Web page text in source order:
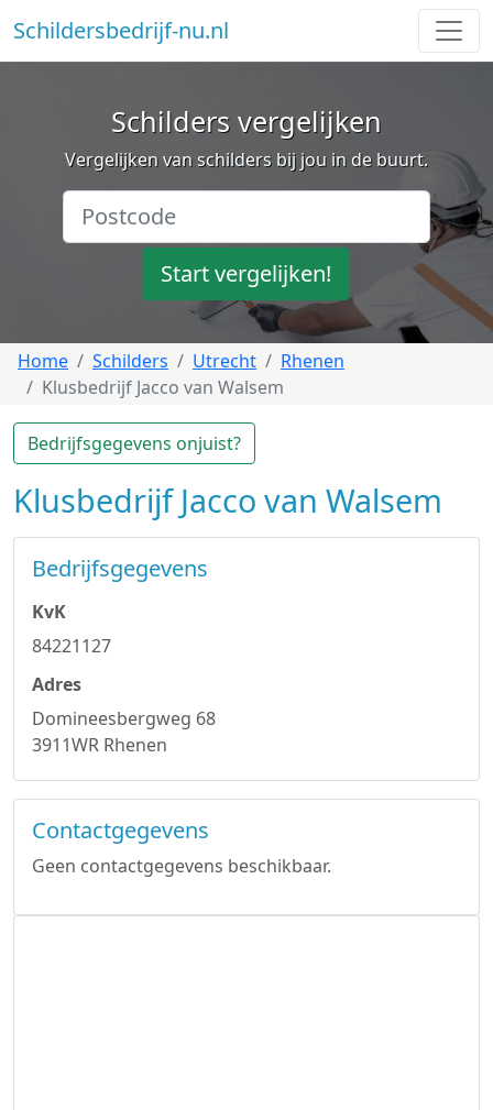
Schildersbedrijf-nu.nl
Schilders vergelijken
Vergelijken van schilders bij jou in de buurt.
Start vergelijken!
Home Schilders Utrecht
Rhenen
Klusbedrijf Jacco van Walsem
Bedrijfsgegevens onjuist?
Klusbedrijf Jacco van Walsem
Bedrijfsgegevens
KvK
84221127
Adres
Domineesbergweg 68
3911WR Rhenen
Contactgegevens
Geen contactgegevens beschikbaar.